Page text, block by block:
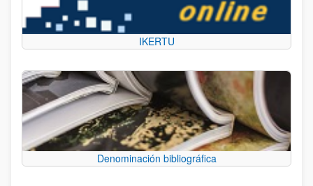
IKERTU
Denominación bibliográfica